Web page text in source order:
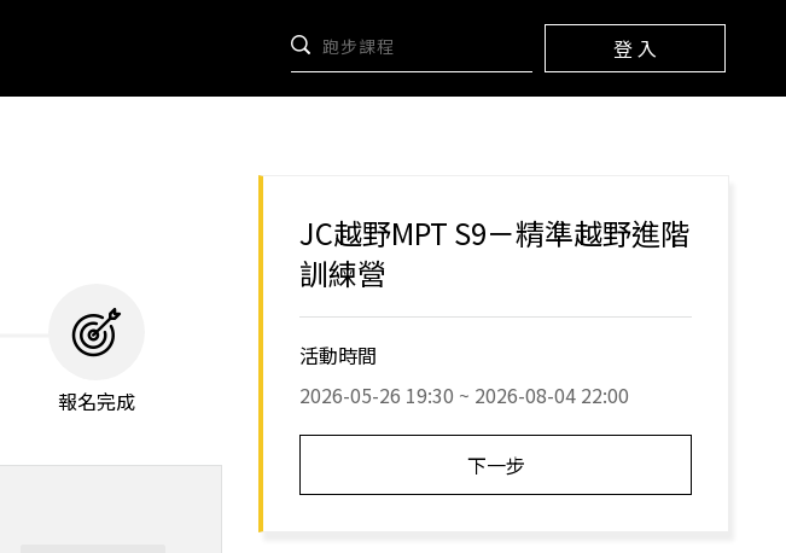
登 入
報名完成
JC越野MPT S9－精準越野進階
訓練營
活動時間
2026-05-26 19:30 ~ 2026-08-04 22:00
下一步